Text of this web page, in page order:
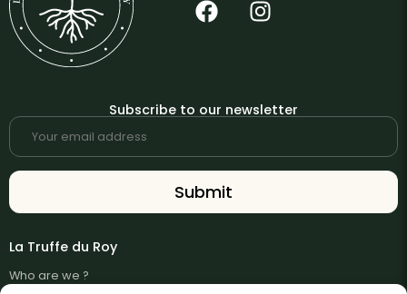
Subscribe to our newsletter
La Truffe du Roy
Who are we ?